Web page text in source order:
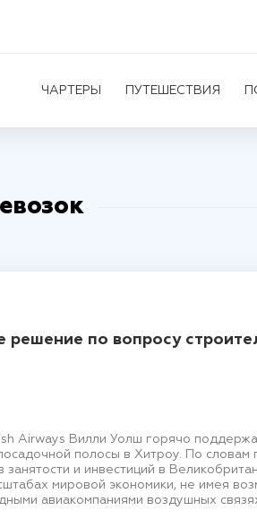
ЧАРТЕРЫ ПУТЕШЕСТВИЯ
решение по вопросу
Airways Вилли Уолш горячо
полосы в Хитроу. По
занятости и инвестиций в
мировой экономики, не имея
авиакомпаниями воздушных